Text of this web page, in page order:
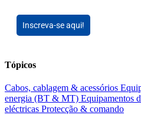
Inscreva-se aqui!
Tópicos
Cabos, cablagem & acessórios
energia (BT & MT) Equipamentos
eléctricas Protecção & comando